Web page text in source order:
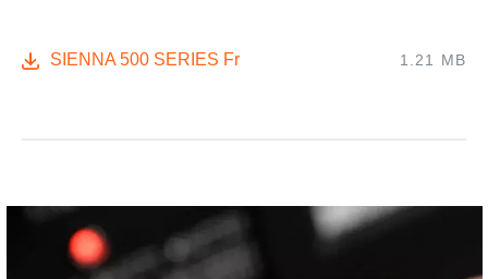
SIENNA 500 SERIES Fr 1.21 MB